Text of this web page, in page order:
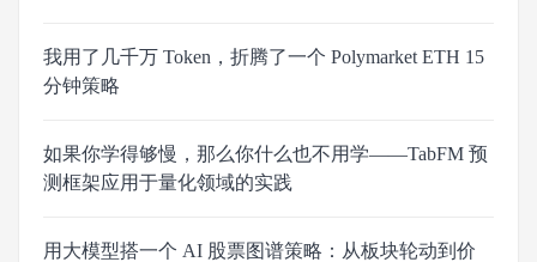
我用了几千万 Token，折腾了一个 Polymarket ETH 15
分钟策略
如果你学得够慢，那么你什么也不用学——TabFM 预
测框架应用于量化领域的实践
用大模型搭一个 AI 股票图谱策略：从板块轮动到价